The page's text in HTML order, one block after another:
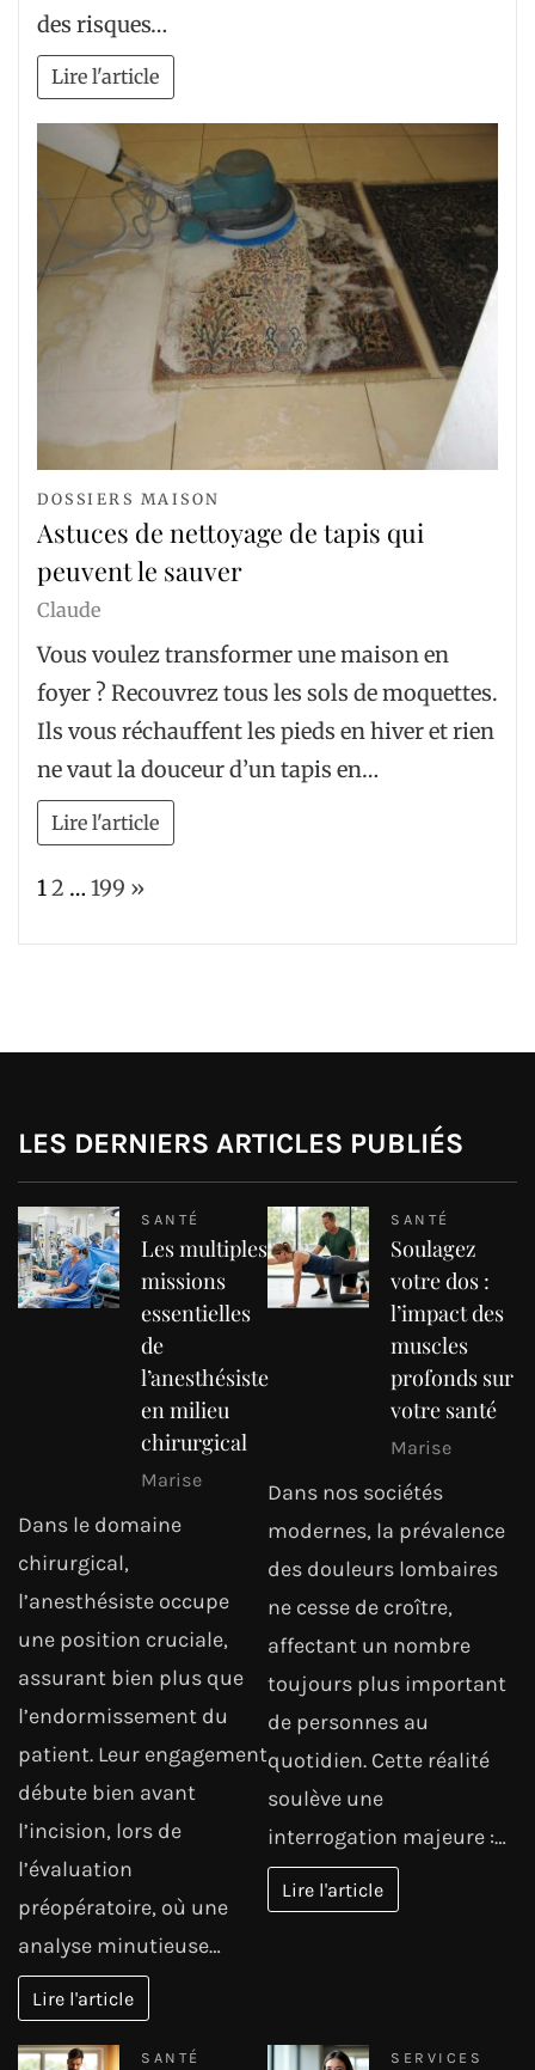
des risques…
Lire l'article
DOSSIERS MAISON
Astuces de nettoyage de tapis qui
peuvent le sauver
Claude
Vous voulez transformer une maison en
foyer ? Recouvrez tous les sols de moquettes.
Ils vous réchauffent les pieds en hiver et rien
ne vaut la douceur d’un tapis en…
Lire l'article
Page:
12 … 199 Next
»
LES DERNIERS ARTICLES PUBLIÉS
SANTÉ
Les multiples
missions
essentielles
de
l’anesthésiste
en milieu
chirurgical
Marise
Dans le domaine
chirurgical,
l’anesthésiste occupe
une position cruciale,
assurant bien plus que
l’endormissement du
patient. Leur engagement
débute bien avant
l’incision, lors de
l’évaluation
préopératoire, où une
analyse minutieuse…
Lire l'article
SANTÉ
Soulagez
votre dos :
l’impact des
muscles
profonds sur
votre santé
Marise
Dans nos sociétés
modernes, la prévalence
des douleurs lombaires
ne cesse de croître,
affectant un nombre
toujours plus important
de personnes au
quotidien. Cette réalité
soulève une
interrogation majeure :…
Lire l'article
SANTÉ
SERVICES